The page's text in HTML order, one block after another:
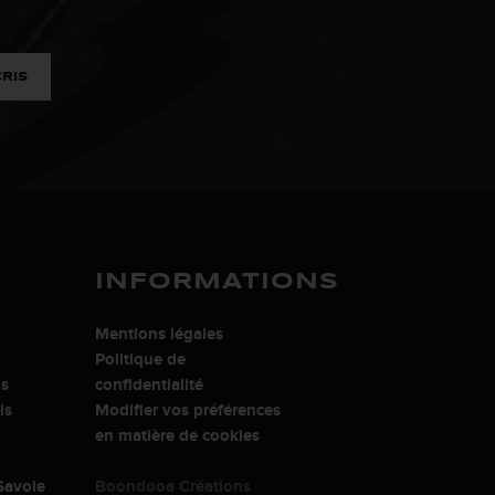
INFORMATIONS
Mentions légales
Politique de
confidentialité
Modifier vos préférences
en matière de cookies
Boondooa Créations